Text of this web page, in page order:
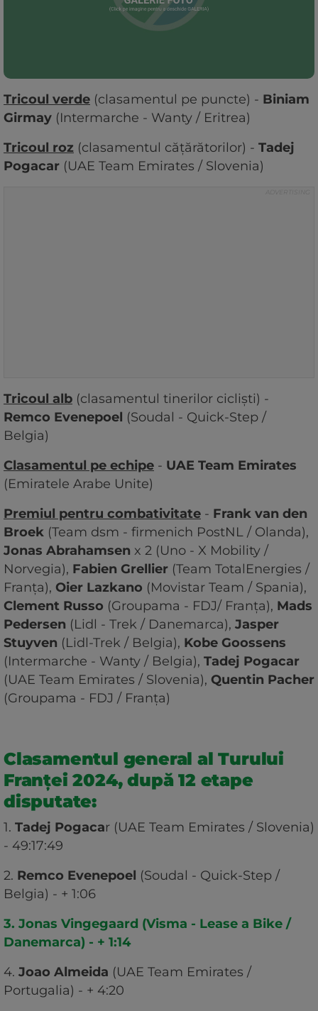
Tricoul verde (clasamentul pe puncte) - Biniam
Girmay (Intermarche - Wanty / Eritrea)
Tricoul roz (clasamentul cățărătorilor) - Tadej
Pogacar (UAE Team Emirates / Slovenia)
Tricoul alb (clasamentul tinerilor cicliști) -
Remco Evenepoel (Soudal - Quick-Step /
Belgia)
Clasamentul pe echipe - UAE Team Emirates
(Emiratele Arabe Unite)
Premiul pentru combativitate - Frank van den
Broek (Team dsm - firmenich PostNL / Olanda),
Jonas Abrahamsen x 2 (Uno - X Mobility /
Norvegia), Fabien Grellier (Team TotalEnergies /
Franța), Oier Lazkano (Movistar Team / Spania),
Clement Russo (Groupama - FDJ/ Franța), Mads
Pedersen (Lidl - Trek / Danemarca), Jasper
Stuyven (Lidl-Trek / Belgia), Kobe Goossens
(Intermarche - Wanty / Belgia), Tadej Pogacar
(UAE Team Emirates / Slovenia), Quentin Pacher
(Groupama - FDJ / Franța)
Clasamentul general al Turului
Franței 2024, după 12 etape
disputate:
1. Tadej Pogacar (UAE Team Emirates / Slovenia)
- 49:17:49
2. Remco Evenepoel (Soudal - Quick-Step /
Belgia) - + 1:06
3. Jonas Vingegaard (Visma - Lease a Bike /
Danemarca) - + 1:14
4. Joao Almeida (UAE Team Emirates /
Portugalia) - + 4:20